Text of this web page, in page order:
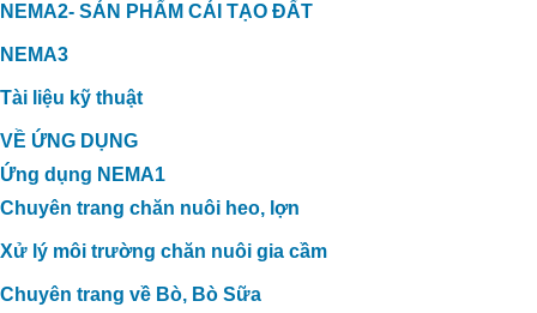
NEMA2- SẢN PHẨM CẢI TẠO ĐẤT
NEMA3
Tài liệu kỹ thuật
VỀ ỨNG DỤNG
Ứng dụng NEMA1
Chuyên trang chăn nuôi heo, lợn
Xử lý môi trường chăn nuôi gia cầm
Chuyên trang về Bò, Bò Sữa